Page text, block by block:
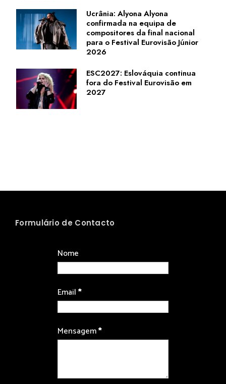
Ucrânia: Alyona Alyona
confirmada na equipa de
compositores da final nacional
para o Festival Eurovisão Júnior
2026
ESC2027: Eslováquia continua
fora do Festival Eurovisão em
2027
Formulário de Contacto
Nome
Email*
Mensagem*